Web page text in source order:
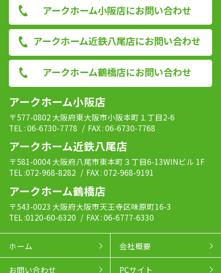
アークホーム小阪店にお問い合わせ
アークホーム近鉄八尾店にお問い合わせ
アークホーム鶴橋店にお問い合わせ
アークホーム小阪店
〒577-0802 大阪府東大阪市小阪本町１丁目2-6
TEL : 06-6730-7778 / FAX : 06-6730-7768
アークホーム近鉄八尾店
〒581-0004 大阪府八尾市東本町３丁目6-13WINビル 1F
TEL :072-968-8282 / FAX : 072-968-9191
アークホーム鶴橋店
〒543-0023 大阪府大阪市天王寺区味原町16-3
TEL :0120-60-6320 / FAX : 06-6777-6330
ホーム 会社概要
お問い合わせ PCサイト